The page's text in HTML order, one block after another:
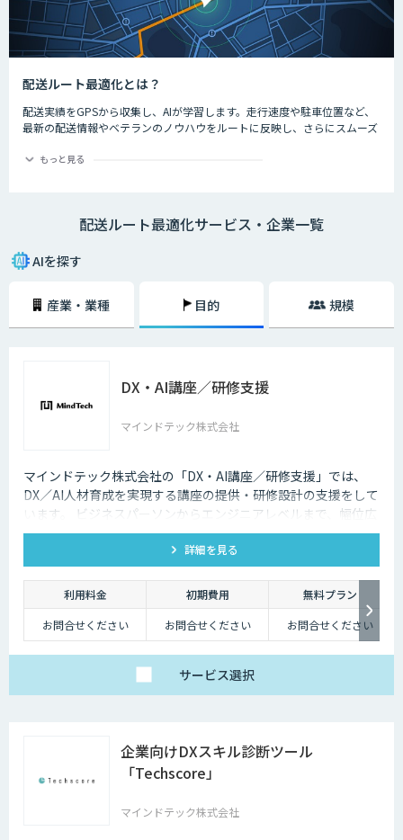
配送ルート最適化とは？
配送実績をGPSから収集し、AIが学習します。走行速度や駐車位置など、
最新の配送情報やベテランのノウハウをルートに反映し、さらにスムーズ
もっと見る
配送ルート最適化サービス・企業一覧
AIを探す
産業・業種 目的 規模
DX・AI講座／研修支援
マインドテック株式会社
マインドテック株式会社の「DX・AI講座／研修支援」では、
DX／AI人材育成を実現する講座の提供・研修設計の支援をして
います。 ビジネスパーソンからエンジニアレベルまで、幅位広
いラインナップの講座を取り揃えており、貴社の課題に合わせ
たオーダーメイド提案も可能です。
詳細を見る
利用料金 初期費用
無料プラン
お問合せください
お問合せください お問合せください
サービス選択
企業向けDXスキル診断ツール
「Techscore」
マインドテック株式会社